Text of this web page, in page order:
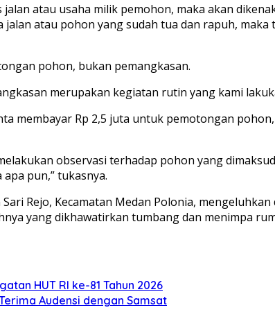
atau usaha milik pemohon, maka akan
atau pohon yang sudah tua dan rapuh,
pohon, bukan pemangkasan.
merupakan kegiatan rutin yang kami
membayar Rp 2,5 juta untuk pemotongan
observasi terhadap pohon yang
pun,” tukasnya.
Rejo, Kecamatan Medan Polonia,
yang dikhawatirkan tumbang dan menimpa
HUT RI ke-81 Tahun 2026
Audensi dengan Samsat